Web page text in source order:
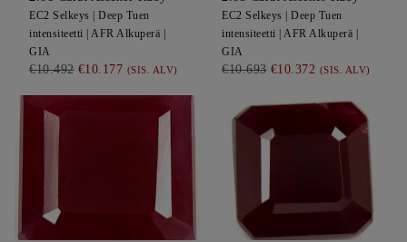
EC2 Selkeys | Deep Tuen
intensiteetti | AFR Alkuperä |
GIA
€10.492 €10.177 (SIS. ALV)
EC2 Selkeys | Deep Tuen
intensiteetti | AFR Alkuperä |
GIA
€10.693 €10.372 (SIS. ALV)